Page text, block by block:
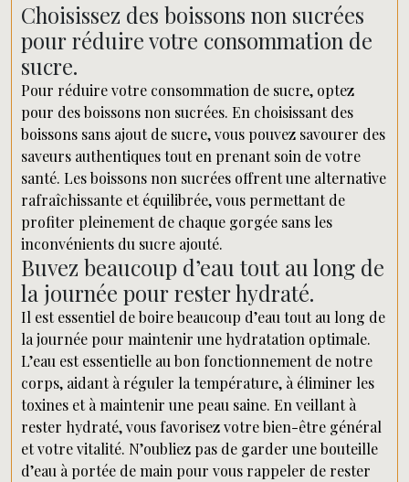
Choisissez des boissons non sucrées
pour réduire votre consommation de
sucre.
Pour réduire votre consommation de sucre, optez
pour des boissons non sucrées. En choisissant des
boissons sans ajout de sucre, vous pouvez savourer des
saveurs authentiques tout en prenant soin de votre
santé. Les boissons non sucrées offrent une alternative
rafraîchissante et équilibrée, vous permettant de
profiter pleinement de chaque gorgée sans les
inconvénients du sucre ajouté.
Buvez beaucoup d’eau tout au long de
la journée pour rester hydraté.
Il est essentiel de boire beaucoup d’eau tout au long de
la journée pour maintenir une hydratation optimale.
L’eau est essentielle au bon fonctionnement de notre
corps, aidant à réguler la température, à éliminer les
toxines et à maintenir une peau saine. En veillant à
rester hydraté, vous favorisez votre bien-être général
et votre vitalité. N’oubliez pas de garder une bouteille
d’eau à portée de main pour vous rappeler de rester